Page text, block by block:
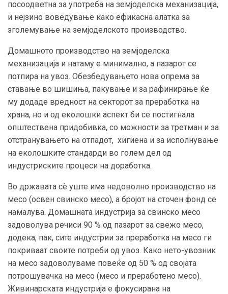
посоодветна за употреба на земјоделска механизација,
и нејзино воведување како ефикасна алатка за
зголемување на земјоделското производство.
Домашното производство на земјоделска
механизација и натаму е минимално, а пазарот се
потпира на увоз. Обезбедувањето нова опрема за
ставање во шишиња, пакување и за рафинирање ќе
му додаде вредност на секторот за преработка на
храна, но и од еколошки аспект би се постигнала
општествена придобивка, со можности за третман и за
отстранувањето на отпадот, хигиена и за исполнување
на еколошките стандарди во голем дел од
индустриските процеси на доработка.
Во државата сè уште има недоволно производство на
месо (освен свинско месо), а бројот на сточен фонд се
намалува. Домашната индустрија за свинско месо
задоволува речиси 90 % од пазарот за свежо месо,
додека, пак, сите индустрии за преработка на месо ги
покриваат своите потреби од увоз. Како нето-увозник
на месо задоволуваме повеќе од 50 % од својата
потрошувачка на месо (месо и преработено месо).
Живинарската индустрија е фокусирана на